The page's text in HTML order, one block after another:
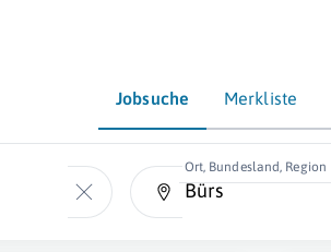
Jobsuche Merkliste
Ort, Bundesland, Region